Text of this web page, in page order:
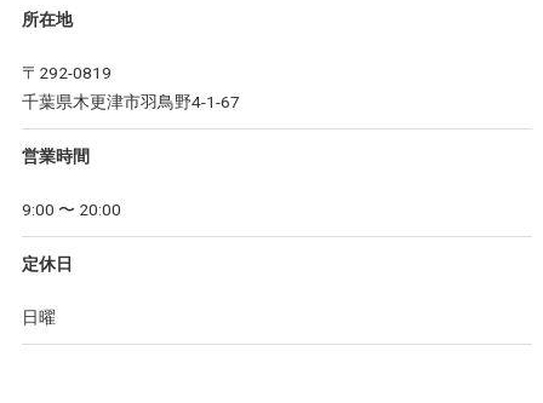
所在地
〒292-0819
千葉県木更津市羽鳥野4-1-67
営業時間
9:00 〜 20:00
定休日
日曜